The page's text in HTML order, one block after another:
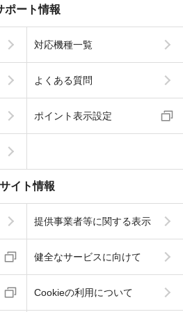
ポート情報
対応機種一覧
よくある質問
ポイント表示設定
サイト情報
提供事業者等に関する表示
健全なサービスに向けて
Cookieの利用について